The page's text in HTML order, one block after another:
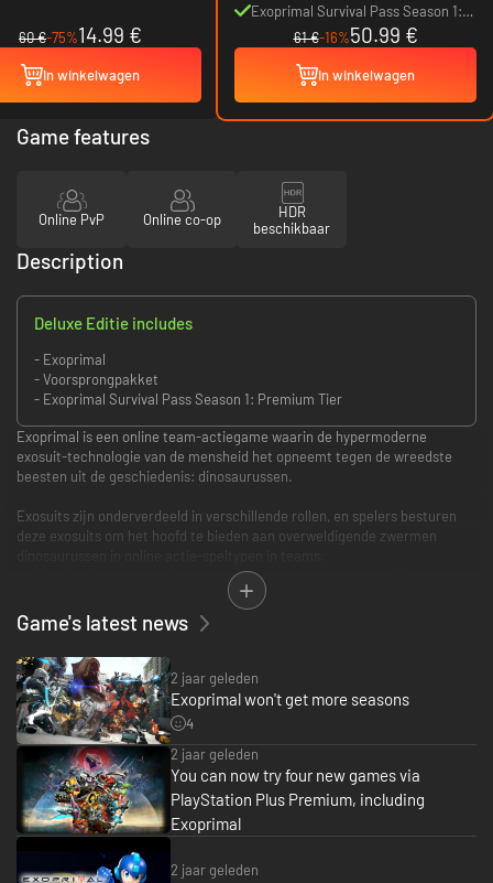
60 €-75%14.99 €
In winkelwagen
Exoprimal Survival Pass Season 1:
Premium Tier
61 €-16%50.99 €
In winkelwagen
Game features
Online PvP Online co-op
HDR
beschikbaar
Description
Deluxe Editie includes
- Exoprimal
- Voorsprongpakket
- Exoprimal Survival Pass Season 1: Premium Tier
Exoprimal is een online team-actiegame waarin de hypermoderne
exosuit-technologie van de mensheid het opneemt tegen de wreedste
beesten uit de geschiedenis: dinosaurussen.
Exosuits zijn onderverdeeld in verschillende rollen, en spelers besturen
deze exosuits om het hoofd te bieden aan overweldigende zwermen
In Dino Survival, het hoofdspeltype, nemen twee teams van vijf spelers
het tegen elkaar op in verschillende PvE- en PvP-missies.
Spelers worden naar een dinosaurusuitbraak gebracht en volgen de
instructies van Leviathan om doelen te voltooien. Het team dat de missie
als eerste voltooit, wordt uitgeroepen tot winnaar.
Of spelers het andere team nu direct aanvallen of samen strijden tegen
een gezamenlijke vijand, het is de bedoeling om de doelen zo snel
mogelijk te voltooien. Missies verschillen op basis van spelersvaardigheid
en andere factoren, waardoor iedere match weer anders is.
Productgegevens
- Exoprimal
- Voorsprongpakket **
- Vigilant-ticket voor eerdere ontgrendeling
- Murasame-ticket voor eerdere ontgrendeling
- Nimbus-ticket voor eerdere ontgrendeling
Game's latest news
2 jaar geleden
Exoprimal won't get more seasons
4
2 jaar geleden
You can now try four new games via
PlayStation Plus Premium, including
Exoprimal
2 jaar geleden